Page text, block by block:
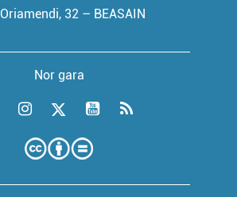
Oriamendi, 32 – BEASAIN
Nor gara